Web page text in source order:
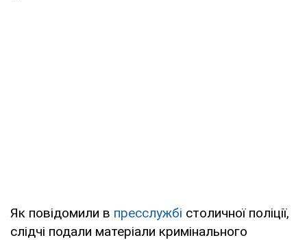
Як повідомили в пресслужбі столичної поліції,
слідчі подали матеріали кримінального